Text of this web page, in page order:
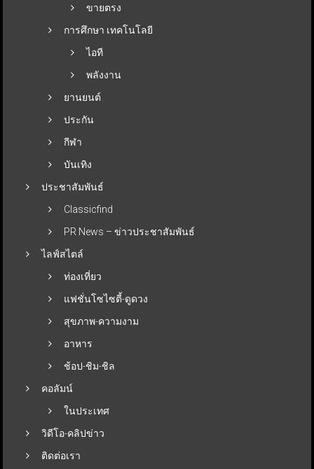
ขายตรง
การศึกษา เทคโนโลยี
ไอที
พลังงาน
ยานยนต์
ประกัน
กีฬา
บันเทิง
ประชาสัมพันธ์
Classicfind
PR News – ข่าวประชาสัมพันธ์
ไลฟ์สไตล์
ท่องเที่ยว
แฟชั่นโซไซตี้-ดูดวง
สุขภาพ-ความงาม
อาหาร
ช้อป-ชิม-ชิล
คอลัมน์
ในประเทศ
วิดีโอ-คลิปข่าว
ติดต่อเรา